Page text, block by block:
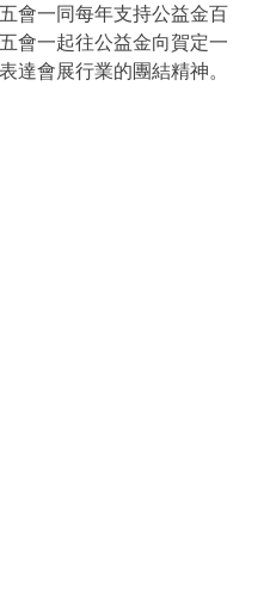
會一同每年支持公益金百
會一起往公益金向賀定一
達會展行業的團結精神。